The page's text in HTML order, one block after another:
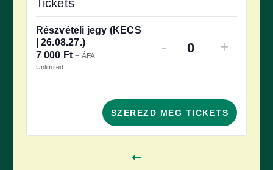
Tickets
Részvételi jegy (KECS
| 26.08.27.)
7 000 Ft + ÁFA
Unlimited
- Quantity
+
SZEREZD MEG TICKETS